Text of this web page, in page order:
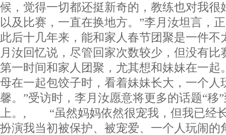
候，觉得一切都还挺新奇的，教练也对我很
以及比赛，一直在换地方。”李月汝坦言，
此后十几年来，能和家人春节团聚是一
月汝回忆说，尽管回家次数较少，但没有比
第一时间和家人团聚，尤其想和妹妹在
母在一起包饺子时，看着妹妹长大，一个人
馨。”受访时，李月汝愿意将更多的话题“移
上。, “虽然妈妈依然很宠我，但我已经
扮演我当初被保护、被宠爱、一个人玩闹的